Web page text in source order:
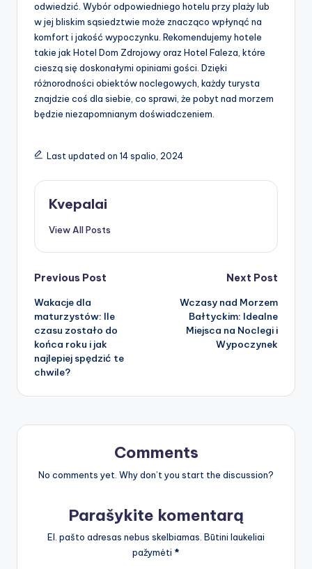
odwiedzić. Wybór odpowiedniego hotelu przy plaży lub
w jej bliskim sąsiedztwie może znacząco wpłynąć na
komfort i jakość wypoczynku. Rekomendujemy hotele
takie jak Hotel Dom Zdrojowy oraz Hotel Faleza, które
cieszą się doskonałymi opiniami gości. Dzięki
różnorodności obiektów noclegowych, każdy turysta
znajdzie coś dla siebie, co sprawi, że pobyt nad morzem
będzie niezapomnianym doświadczeniem.
Last updated on 14 spalio, 2024
Kvepalai
View All Posts
Post
navigation
Previous Post
Wakacje dla
maturzystów: Ile
czasu zostało do
końca roku i jak
najlepiej spędzić te
chwile?
Next Post
Wczasy nad Morzem
Bałtyckim: Idealne
Miejsca na Noclegi i
Wypoczynek
Comments
No comments yet. Why don’t you start the discussion?
Parašykite komentarą
El. pašto adresas nebus skelbiamas. Būtini laukeliai
pažymėti *